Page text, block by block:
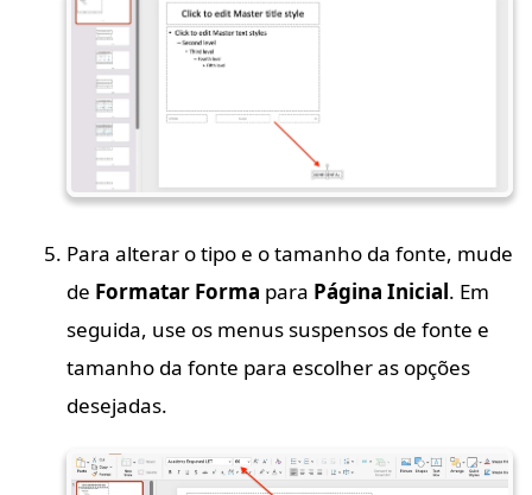
Para alterar o tipo e o tamanho da fonte, mude
de Formatar Forma para Página Inicial. Em
seguida, use os menus suspensos de fonte e
tamanho da fonte para escolher as opções
desejadas.